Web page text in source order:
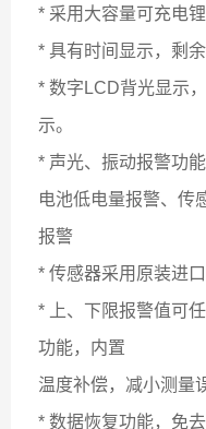
* 采用大容量可充电
* 具有时间显示，剩
* 数字LCD背光显示
示。
* 声光、振动报警功能
电池低电量报警、传
报警
* 传感器采用原装进
* 上、下限报警值可
功能，内置
温度补偿，减小测量
* 数据恢复功能，免